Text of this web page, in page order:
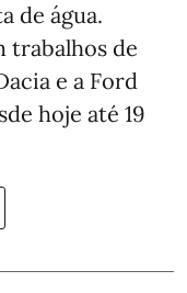
de água.
trabalhos de
e a Ford
hoje até 19